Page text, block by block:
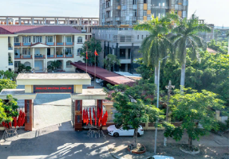
DỰNG ĐẢNG (GIẢI BÚA...
BAN MTTQ VIỆT NAM THÀNH PHỐ GIÁM
QUYẾT THỦ TỤC HÀNH...
MẠNH TUYÊN TRUYỀN NGHỊ QUYẾT SỐ 06-
10-NQ/TW CỦA BỘ CHÍNH...
UBMTTQ Việt Nam phường Hồng An thăm và